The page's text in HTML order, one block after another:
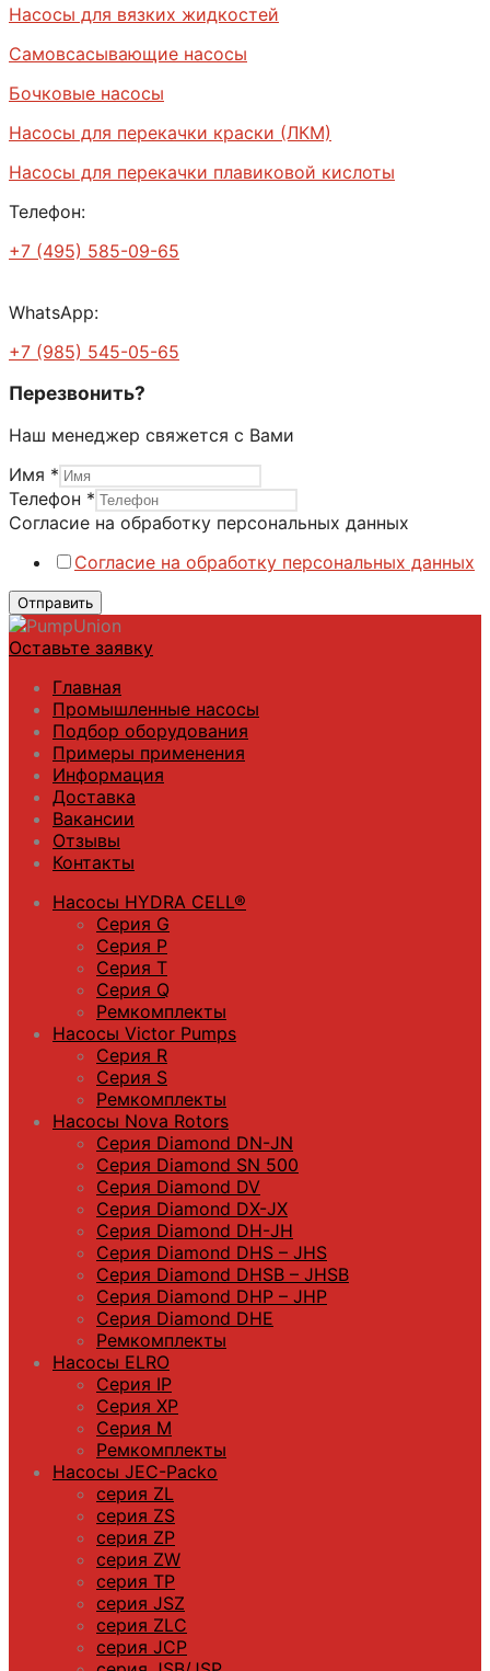
Насосы для вязких жидкостей
Самовсасывающие насосы
Бочковые насосы
Насосы для перекачки краски (ЛКМ)
Насосы для перекачки плавиковой кислоты
Телефон:
+7 (495) 585-09-65
WhatsApp:
+7 (985) 545-05-65
Перезвонить?
Наш менеджер свяжется с Вами
Имя *
Телефон *
Согласие на обработку персональных данных
Согласие на обработку персональных данных
Отправить
Оставьте заявку
Главная
Промышленные насосы
Подбор оборудования
Примеры применения
Информация
Доставка
Вакансии
Отзывы
Контакты
Насосы HYDRA CELL®
Серия G
Серия P
Серия T
Серия Q
Ремкомплекты
Насосы Victor Pumps
Серия R
Серия S
Ремкомплекты
Насосы Nova Rotors
Серия Diamond DN-JN
Серия Diamond SN 500
Серия Diamond DV
Серия Diamond DX-JX
Серия Diamond DH-JH
Серия Diamond DHS – JHS
Серия Diamond DHSB – JHSB
Серия Diamond DHP – JHP
Серия Diamond DHE
Ремкомплекты
Насосы ELRO
Серия IP
Серия XP
Серия M
Ремкомплекты
Насосы JEC-Packo
серия ZL
серия ZS
серия ZP
серия ZW
серия TP
серия JSZ
серия ZLC
серия JCP